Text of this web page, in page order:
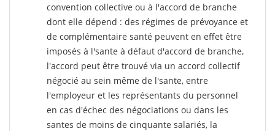
convention collective ou à l'accord de branche
dont elle dépend : des régimes de prévoyance et
de complémentaire santé peuvent en effet être
imposés à l'sante à défaut d'accord de branche,
l'accord peut être trouvé via un accord collectif
négocié au sein même de l'sante, entre
l'employeur et les représentants du personnel
en cas d'échec des négociations ou dans les
santes de moins de cinquante salariés, la